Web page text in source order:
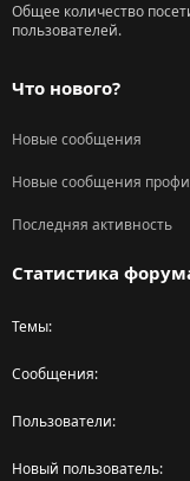
Общее количество
пользователей.
Что нового?
Новые сообщения
Новые сообщения
Последняя активность
Статистика
Темы
Сообщения
Пользователи
Новый пользователь